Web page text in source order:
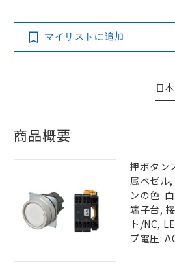
マイリストに追加
日
商品概要
押ボタン
属ベゼル,
ンの色:
端子台,
ト/NC,
プ電圧: